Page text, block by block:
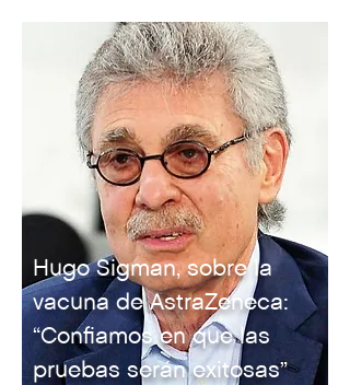
Hugo Sigman, sobre la
vacuna de AstraZeneca:
“Confiamos en que las
pruebas serán exitosas”